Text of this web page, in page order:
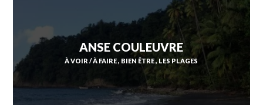
ANSE COULEUVRE
À VOIR / À FAIRE BIEN ÊTRE LES PLAGES